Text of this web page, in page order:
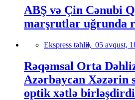
ABŞ və Çin Cənubi
marşrutlar uğrunda
Ekspress təhlil, 05 avqust,
Rəqəmsal Orta
Azərbaycan
optik xətlə birləşdirdi